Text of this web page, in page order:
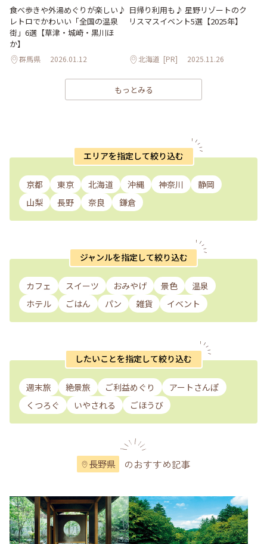
食べ歩きや外湯めぐりが楽しい♪
レトロでかわいい「全国の温泉
街」6選【草津・城崎・黒川ほ
か】
群馬県 2026.01.12
日帰り利用も♪ 星野リゾートのク
リスマスイベント5選【2025年】
北海道 [PR] 2025.11.26
もっとみる
エリアを指定して絞り込む
京都 東京 北海道 沖縄 神奈川
静岡
山梨
長野 奈良 鎌倉
ジャンルを指定して絞り込む
カフェ スイーツ おみやげ 景色
温泉
ホテル
ごはん パン 雑貨 イベント
したいことを指定して絞り込む
週末旅 絶景旅 ご利益めぐり
アートさんぽ
くつろぐ
いやされる ごほうび
長野県 のおすすめ記事